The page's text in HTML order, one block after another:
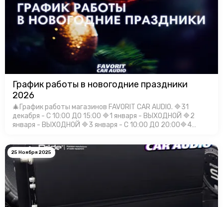
График работы в новогодние праздники
2026
🎄График работы магазинов FAVORIT CAR AUDIO. 🔷31
декабря - С 10:00 ДО 15:00 🔷1 января - ВЫХОДНОЙ 🔷2
января - ВЫХОДНОЙ 🔷3 января - С 10:00 ДО 20:00🔷4
января - С 10:00 Д…
25 Ноября 2025